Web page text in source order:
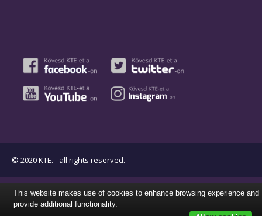
© 2020 KTE. - all rights reserved.
This website makes use of cookies to enhance browsing experience and
provide additional functionality.